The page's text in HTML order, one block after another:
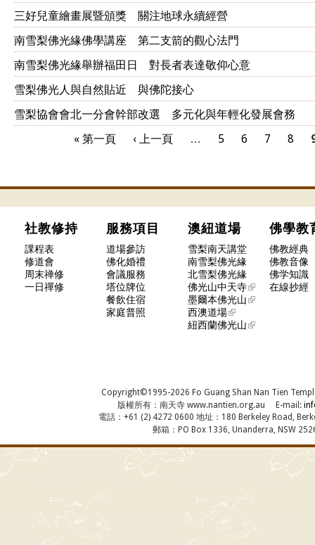
三好兒童繪畫展暨頒獎 關注地球永續經營
南雪梨佛光緣佛學講座 第二支箭的觀心法門
南雪梨佛光緣舉辦福田日 對長者表達敬仰心意
雪梨佛光人與自然貼近 與佛陀接心
雪梨協會會北一分會幹部改選 多元化與年輕化發展會務
« 第一頁 ‹ 上一頁 … 5 6 7 8
社教修持 服務項目 澳紐道場 佛學
課程表 道場參訪 雪梨南天講堂
佛教經典
修道會
佛化婚禮 南雪梨佛光緣
佛教音像
周末禅修
會議服務 北雪梨佛光緣
佛学知識
一日禪修
塔位牌位 佛光山中天寺
在線抄經
餐飲住宿
墨爾本佛光山
家庭普照
西澳道場
紐西蘭佛光山
Copyright©1995-2026 Fo Guang Shan Nan Tien
版權所有：南天寺 www.nantien.org.au E-mail:
電話：+61 (2) 4272 0600 地址：180 Berkeley Road,
郵箱：PO Box 1336, Unanderra, NSW